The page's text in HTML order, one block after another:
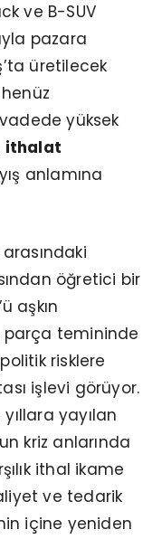
ve B-SUV
pazara
üretilecek
yüksek
ithalat
anlamına
öğretici bir
aşkın
parça temininde
risklere
işlevi görüyor.
yıllara yayılan
kriz anlarında
ithal ikame
ve tedarik
içine yeniden